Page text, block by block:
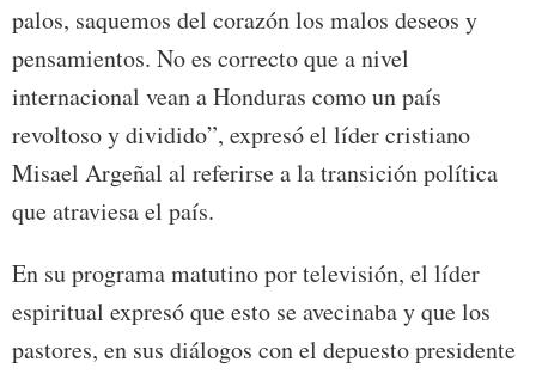
palos, saquemos del corazón los malos deseos y
pensamientos. No es correcto que a nivel
internacional vean a Honduras como un país
revoltoso y dividido”, expresó el líder cristiano
Misael Argeñal al referirse a la transición política
que atraviesa el país.
En su programa matutino por televisión, el líder
espiritual expresó que esto se avecinaba y que los
pastores, en sus diálogos con el depuesto presidente